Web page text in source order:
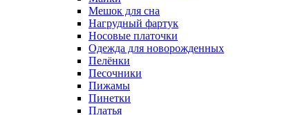
Мешок для сна
Нагрудный фартук
Носовые платочки
Одежда для новорожденных
Пелёнки
Песочники
Пижамы
Пинетки
Платья